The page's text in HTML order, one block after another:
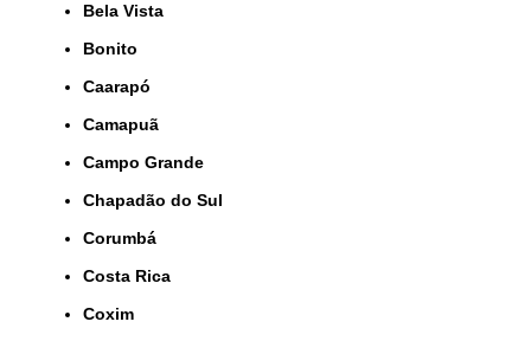
Bela Vista
Bonito
Caarapó
Camapuã
Campo Grande
Chapadão do Sul
Corumbá
Costa Rica
Coxim